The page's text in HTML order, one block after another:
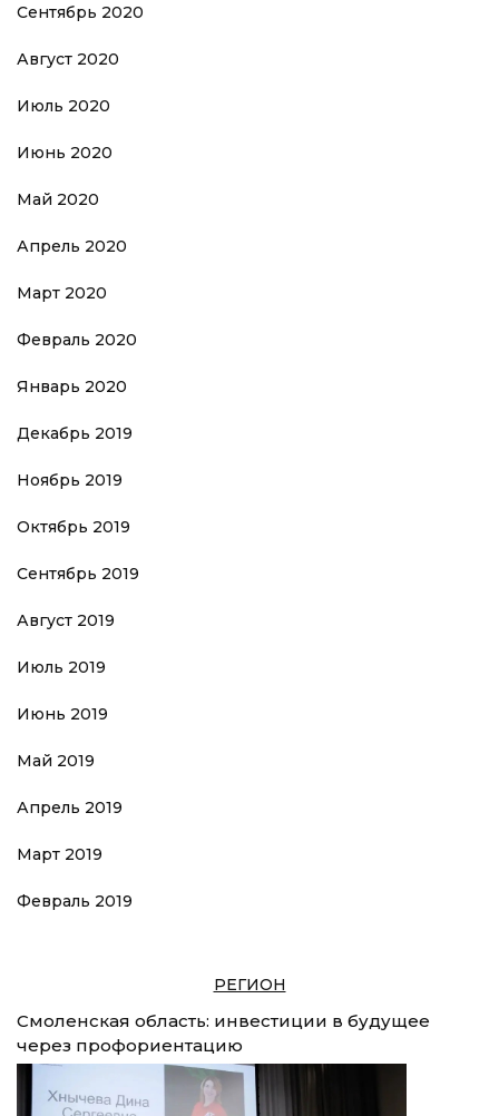
Сентябрь 2020
Август 2020
Июль 2020
Июнь 2020
Май 2020
Апрель 2020
Март 2020
Февраль 2020
Январь 2020
Декабрь 2019
Ноябрь 2019
Октябрь 2019
Сентябрь 2019
Август 2019
Июль 2019
Июнь 2019
Май 2019
Апрель 2019
Март 2019
Февраль 2019
РЕГИОН
Смоленская область: инвестиции в будущее
через профориентацию